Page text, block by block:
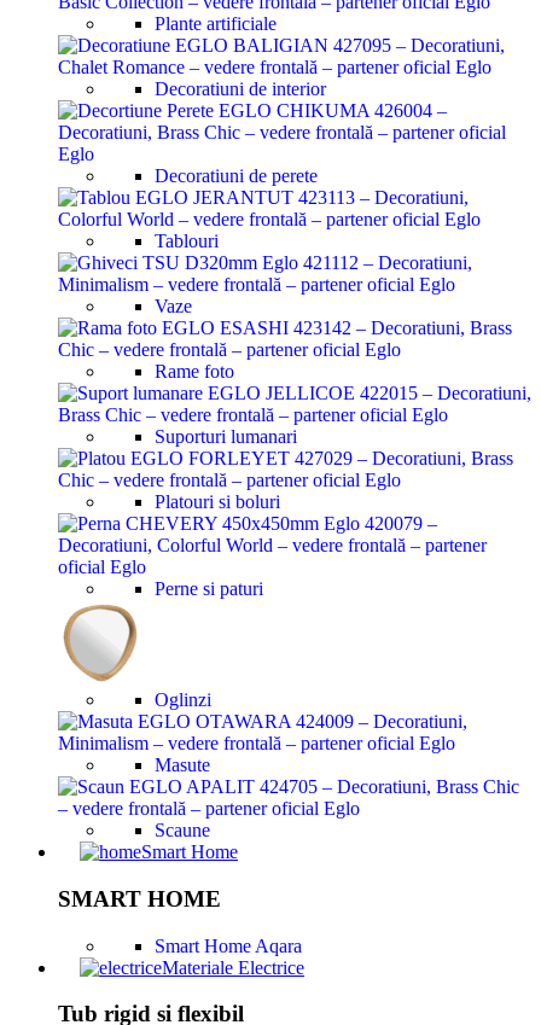
Plante artificiale
Decoratiuni de interior
Decoratiuni de perete
Tablouri
Vaze
Rame foto
Suporturi lumanari
Platouri si boluri
Perne si paturi
Oglinzi
Masute
Scaune
Smart Home
SMART HOME
Smart Home Aqara
Materiale Electrice
Tub rigid si flexibil